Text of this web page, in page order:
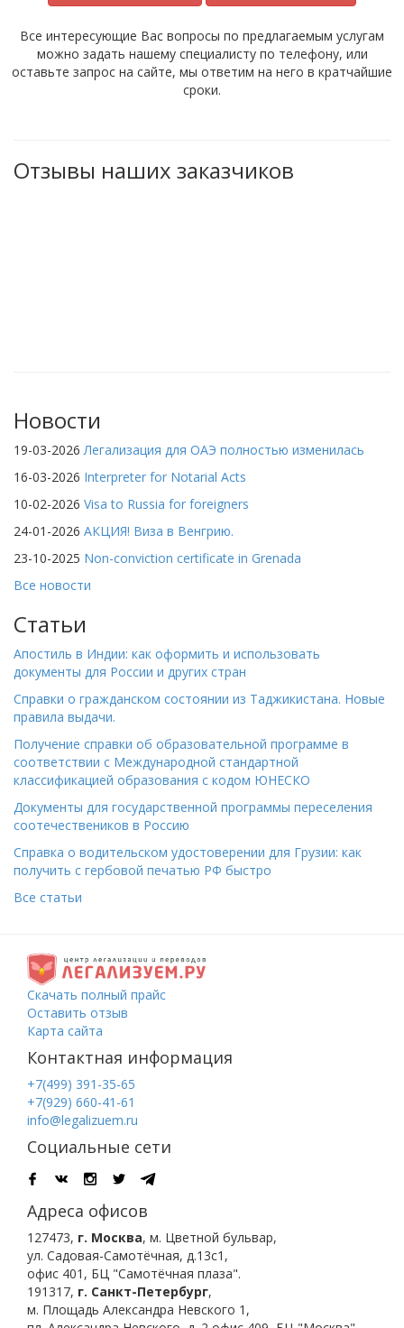
Все интересующие Вас вопросы по предлагаемым услугам
можно задать нашему специалисту по телефону, или
оставьте запрос на сайте, мы ответим на него в кратчайшие
сроки.
Отзывы наших заказчиков
Новости
19-03-2026 Легализация для ОАЭ полностью изменилась
16-03-2026 Interpreter for Notarial Acts
10-02-2026 Visa to Russia for foreigners
24-01-2026 АКЦИЯ! Виза в Венгрию.
23-10-2025 Non-conviction certificate in Grenada
Все новости
Статьи
Апостиль в Индии: как оформить и использовать
документы для России и других стран
Справки о гражданском состоянии из Таджикистана. Новые
правила выдачи.
Получение справки об образовательной программе в
соответствии с Международной стандартной
классификацией образования с кодом ЮНЕСКО
Документы для государственной программы переселения
соотечествеников в Россию
Справка о водительском удостоверении для Грузии: как
получить с гербовой печатью РФ быстро
Все статьи
Скачать полный прайс
Оставить отзыв
Карта сайта
Контактная информация
+7(499) 391-35-65
+7(929) 660-41-61
info@legalizuem.ru
Социальные сети
Адреса офисов
127473, г. Москва, м. Цветной бульвар,
ул. Садовая-Самотёчная, д.13с1,
офис 401, БЦ "Самотёчная плаза".
191317, г. Санкт-Петербург,
м. Площадь Александра Невского 1 ,